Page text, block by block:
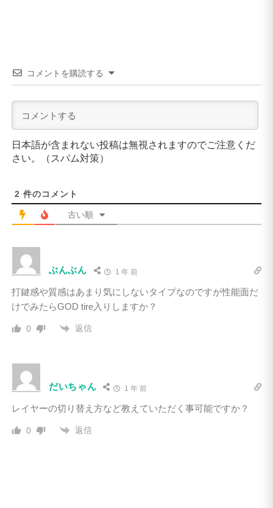
コメントを購読する
日本語が含まれない投稿は無視されますのでご注意くだ
さい。（スパム対策）
2 件のコメント
古い順
ぶんぶん 1 年 前
打鍵感や質感はあまり気にしないタイプなのですが性能面だ
けでみたらGOD tire入りしますか？
0 返信
だいちゃん 1 年 前
レイヤーの切り替え方など教えていただく事可能ですか？
0 返信